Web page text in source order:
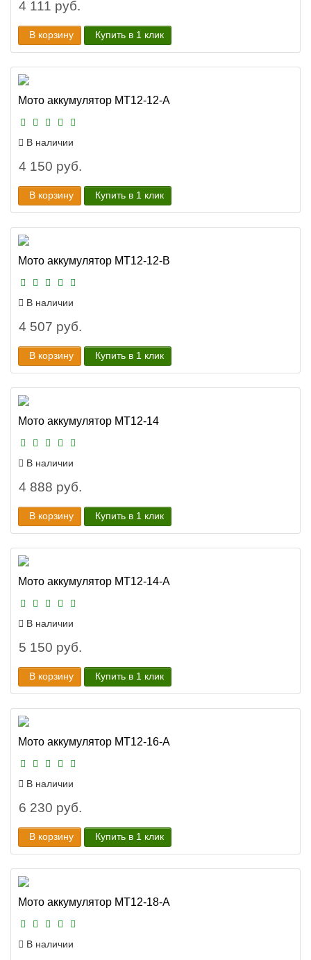
4 111 руб.
В корзину Купить в 1 клик
Мото аккумулятор MT12-12-A
В наличии
4 150 руб.
В корзину Купить в 1 клик
Мото аккумулятор MT12-12-B
В наличии
4 507 руб.
В корзину Купить в 1 клик
Мото аккумулятор MT12-14
В наличии
4 888 руб.
В корзину Купить в 1 клик
Мото аккумулятор MT12-14-A
В наличии
5 150 руб.
В корзину Купить в 1 клик
Мото аккумулятор MT12-16-А
В наличии
6 230 руб.
В корзину Купить в 1 клик
Мото аккумулятор MT12-18-A
В наличии